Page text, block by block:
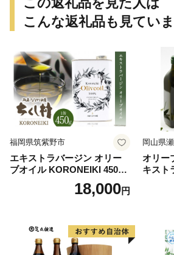
こんな返礼品も見てい
福岡県筑紫野市
エキストラバージン オリー
ブオイル KORONEIKI 450g
[筑前たなか油屋 福岡県 筑紫
野市 21760403] 油 食用油 オ
18,000円
岡山県
オリー
キスト
オイ
オー